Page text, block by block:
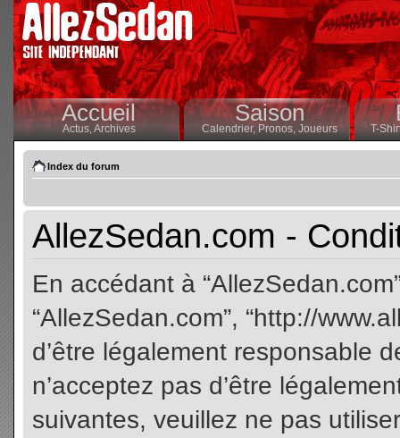
Accueil
Actus,Archives
Saison
Calendrier,Pronos, Joueurs T-
Index du forum
AllezSedan.com -
En accédant à
“AllezSedan.com”, “http://
d’être légalement responsable
n’acceptez pas d’être
suivantes, veuillez ne pas